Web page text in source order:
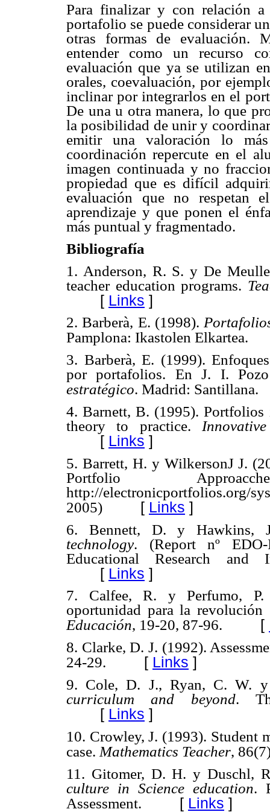
Para finalizar y con relación
portafolio se puede considerar
otras formas de evaluación.
entender como un recurso
evaluación que ya se utilizan
orales, coevaluación, por
inclinar por integrarlos en el
De una u otra manera, lo que
la posibilidad de unir y
emitir una valoración lo
coordinación repercute en el
imagen continuada y no
propiedad que es difícil
evaluación que no respetan
aprendizaje y que ponen el
más puntual y fragmentado.
Bibliografía
1. Anderson, R. S. y De
teacher education programs.
[ Links ]
2. Barberà, E. (1998).
Pamplona: Ikastolen Elkartea.
3. Barberà, E. (1999).
por portafolios. En J. I.
estratégico. Madrid: Santillana.
4. Barnett, B. (1995). Portfolios
theory to practice.
[ Links ]
5. Barrett, H. y WilkersonJ J.
Portfolio
http://electronicportfolios.org/
2005) [ Links ]
6. Bennett, D. y Hawkins,
technology. (Report nº
Educational Research
[ Links ]
7. Calfee, R. y Perfumo, P.
oportunidad para la
Educación, 19-20, 87-96. [
8. Clarke, D. J. (1992).
24-29. [ Links ]
9. Cole, D. J., Ryan, C. W.
curriculum and beyond.
[ Links ]
10. Crowley, J. (1993). Student
case. Mathematics Teacher,
11. Gitomer, D. H. y Duschl,
culture in Science education.
Assessment. [ Links ]